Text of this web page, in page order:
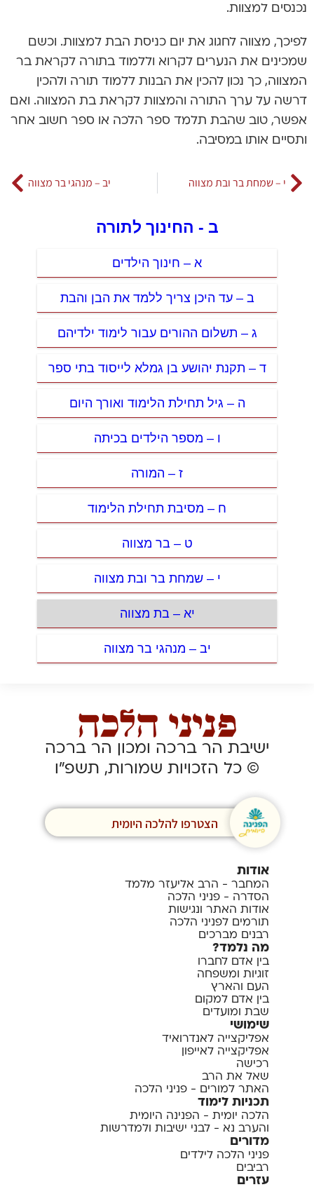
נכנסים למצוות.
לפיכך, מצווה לחגוג את יום כניסת הבת למצוות. וכשם
שמכינים את הנערים לקרוא וללמוד בתורה לקראת בר
המצווה, כך נכון להכין את הבנות ללמוד תורה ולהכין
דרשה על ערך התורה והמצוות לקראת בת המצווה. ואם
אפשר, טוב שהבת תלמד ספר הלכה או ספר חשוב אחר
ותסיים אותו במסיבה.
י – שמחת בר ובת מצווה יב – מנהגי בר מצווה
ב - החינוך לתורה
א – חינוך הילדים
ב – עד היכן צריך ללמד את הבן והבת
ג – תשלום ההורים עבור לימוד ילדיהם
ד – תקנת יהושע בן גמלא לייסוד בתי ספר
ה – גיל תחילת הלימוד ואורך היום
ו – מספר הילדים בכיתה
ז – המורה
ח – מסיבת תחילת הלימוד
ט – בר מצווה
י – שמחת בר ובת מצווה
יא – בת מצווה
יב – מנהגי בר מצווה
ישיבת הר ברכה ומכון הר ברכה
© כל הזכויות שמורות, תשפ”ו
הצטרפו להלכה היומית
אודות
המחבר - הרב אליעזר מלמד
הסדרה - פניני הלכה
אודות האתר ונגישות
תורמים לפניני הלכה
רבנים מברכים
מה נלמד?
בין אדם לחברו
זוגיות ומשפחה
העם והארץ
בין אדם למקום
שבת ומועדים
שימושי
אפליקצייה לאנדרואיד
אפליקצייה לאייפון
רכישה
שאל את הרב
האתר למורים - פניני הלכה
תכניות לימוד
הלכה יומית - הפנינה היומית
והערב נא - לבני ישיבות ולמדרשות
מדורים
פניני הלכה לילדים
רביבים
עזרים